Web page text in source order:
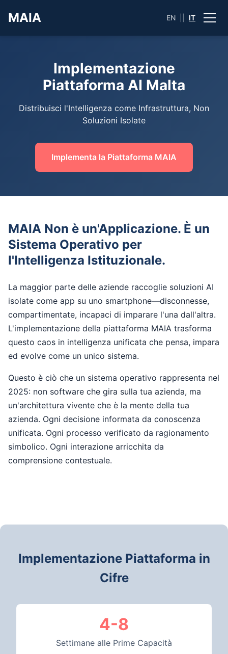
MAIA EN IT
Implementazione
Piattaforma AI Malta
Distribuisci l'Intelligenza come Infrastruttura, Non
Soluzioni Isolate
Implementa la Piattaforma MAIA
MAIA Non è un'Applicazione. È un
Sistema Operativo per
l'Intelligenza Istituzionale.
La maggior parte delle aziende raccoglie soluzioni AI
isolate come app su uno smartphone—disconnesse,
compartimentate, incapaci di imparare l'una dall'altra.
L'implementazione della piattaforma MAIA trasforma
questo caos in intelligenza unificata che pensa, impara
ed evolve come un unico sistema.
Questo è ciò che un sistema operativo rappresenta nel
2025: non software che gira sulla tua azienda, ma
un'architettura vivente che è la mente della tua
azienda. Ogni decisione informata da conoscenza
unificata. Ogni processo verificato da ragionamento
simbolico. Ogni interazione arricchita da
comprensione contestuale.
Implementazione Piattaforma in
Cifre
4-8
Settimane alle Prime Capacità